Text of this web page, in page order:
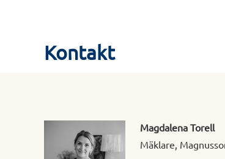
Kontakt
Magdalena Torell
Mäklare,